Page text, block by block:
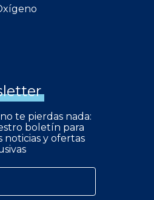
te pierdas nada:
boletín para
noticias y ofertas